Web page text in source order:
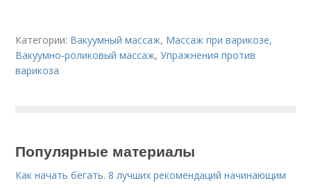
Категории: Вакуумный массаж, Массаж при варикозе,
Вакуумно-роликовый массаж,Упражнения против
варикоза
Популярные материалы
Как начать бегать. 8 лучших рекомендаций начинающим